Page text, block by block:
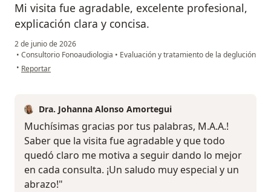
Mi visita fue agradable, excelente profesional,
explicación clara y concisa.
2 de junio de 2026
• Consultorio Fonoaudiologia • Evaluación y tratamiento de la deglución
• en opinión del usuario M.A.A
Reportar
Dra. Johanna Alonso Amortegui
Muchísimas gracias por tus palabras, M.A.A.!
Saber que la visita fue agradable y que todo
quedó claro me motiva a seguir dando lo mejor
en cada consulta. ¡Un saludo muy especial y un
abrazo!"